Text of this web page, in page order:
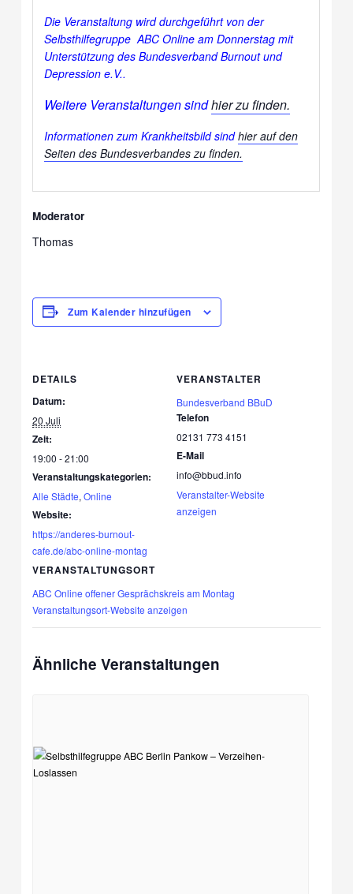
Die Veranstaltung wird durchgeführt von der
Selbsthilfegruppe ABC Online am Donnerstag mit
Unterstützung des Bundesverband Burnout und
Depression e.V..
Weitere Veranstaltungen sindhier zu finden.
Informationen zum Krankheitsbild sind hier auf den
Seiten des Bundesverbandes zu finden.
Moderator
Thomas
Zum Kalender hinzufügen
DETAILS
Datum:
20 Juli
Zeit:
19:00 - 21:00
Veranstaltungskategorien:
Alle Städte,Online
Website:
https://anderes-burnout-
cafe.de/abc-online-montag
VERANSTALTUNGSORT
ABC Online offener Gesprächskreis am Montag
Veranstaltungsort-Website anzeigen
VERANSTALTER
Bundesverband BBuD
Telefon
02131 773 4151
E-Mail
info@bbud.info
Veranstalter-Website
anzeigen
Ähnliche Veranstaltungen